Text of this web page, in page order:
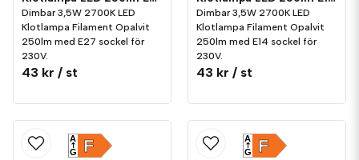
Dimbar 3,5W 2700K LED
Klotlampa Filament Opalvit
250lm med E27 sockel för
230V.
43 kr / st
Dimbar 3,5W 2700K LED
Klotlampa Filament Opalvit
250lm med E14 sockel för
230V.
43 kr / st
F
A
G F
A
G